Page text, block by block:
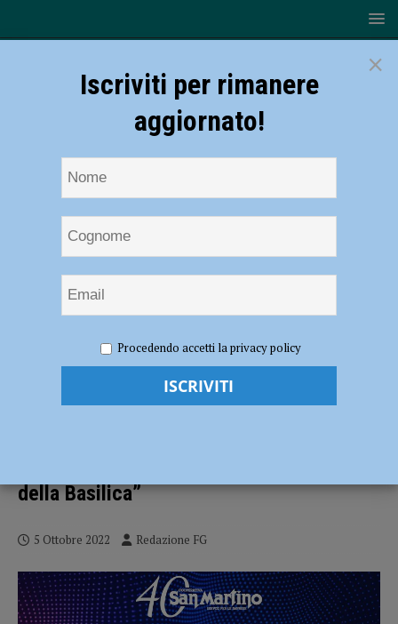
Bologna a padre Magnani: il ritratto di alcuni frati di Santa Maria di
Campagna domani per i “Giovedì della Basilica”
Da padre Lodovico da Bologna a padre
della Basilica”
5 Ottobre 2022 Redazione FG
×
Iscriviti per rimanere
aggiornato!
Procedendo accetti la privacy policy